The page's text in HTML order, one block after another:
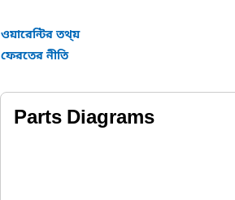
ওয়ারেন্টির তথ্য়
ফেরতের নীতি
Parts Diagrams